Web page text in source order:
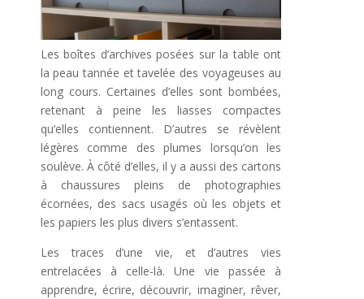
Les boîtes d’archives posées sur la table ont
la peau tannée et tavelée des voyageuses au
long cours. Certaines d’elles sont bombées,
retenant à peine les liasses compactes
qu’elles contiennent. D’autres se révèlent
légères comme des plumes lorsqu’on les
soulève. À côté d’elles, il y a aussi des cartons
à chaussures pleins de photographies
écornées, des sacs usagés où les objets et
les papiers les plus divers s’entassent.
Les traces d’une vie, et d’autres vies
entrelacées à celle-là. Une vie passée à
apprendre, écrire, découvrir, imaginer, rêver,